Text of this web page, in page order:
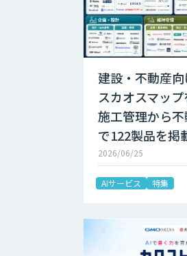
建設・不動産
スカオスマッ
施工管理から
で122製品を掲
2026/06/25
AIサービス 特集